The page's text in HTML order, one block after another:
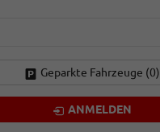
Geparkte Fahrzeuge (0)
ANMELDEN